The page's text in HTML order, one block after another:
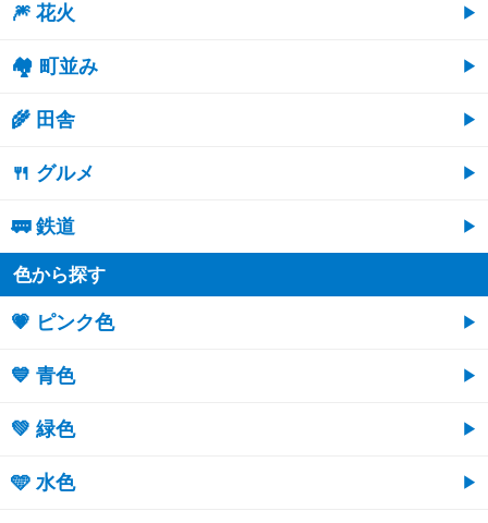
🎆 花火
🏘 町並み
🌾 田舎
🍴 グルメ
🚃 鉄道
色から探す
💗 ピンク色
💙 青色
💚 緑色
🩵 水色